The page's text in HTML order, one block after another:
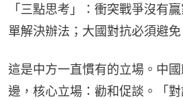
「三點思考」：衝突戰爭沒有
單解決辦法；大國對抗必須避免
這是中方一直慣有的立場。中
邊，核心立場：勸和促談。「